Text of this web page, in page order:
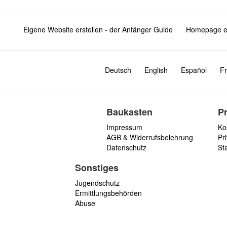
Eigene Website erstellen - der Anfänger Guide Homepage
Deutsch English Español
Baukasten
Impressum
AGB & Widerrufsbelehrung
Datenschutz
Sonstiges
Jugendschutz
Ermittlungsbehörden
Abuse